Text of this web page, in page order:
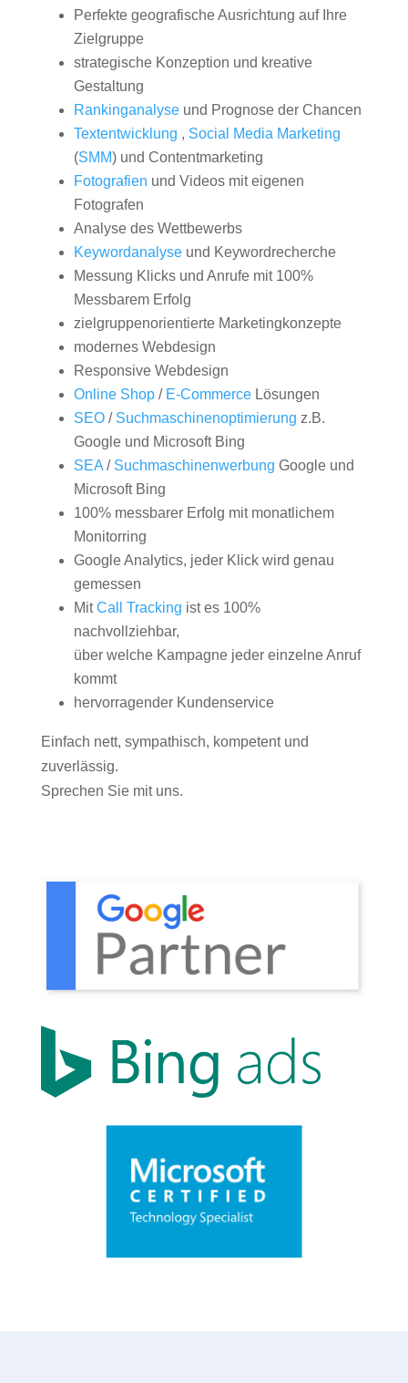
Perfekte geografische Ausrichtung auf Ihre
Zielgruppe
strategische Konzeption und kreative
Gestaltung
Rankinganalyseund Prognose der Chancen
Textentwicklung , Social Media Marketing
(SMM) und Contentmarketing
Fotografien und Videos mit eigenen
Fotografen
Analyse des Wettbewerbs
Keywordanalyseund Keywordrecherche
Messung Klicks und Anrufe mit 100%
Messbarem Erfolg
zielgruppenorientierte Marketingkonzepte
modernes Webdesign
Responsive Webdesign
Online Shop/ E-CommerceLösungen
SEO/ Suchmaschinenoptimierung z.B.
Google und Microsoft Bing
SEA/ Suchmaschinenwerbung Google und
Microsoft Bing
100% messbarer Erfolg mit monatlichem
Monitorring
Google Analytics, jeder Klick wird genau
gemessen
MitCall Tracking ist es 100%
nachvollziehbar,
über welche Kampagne jeder einzelne Anruf
kommt
hervorragender Kundenservice
Einfach nett, sympathisch, kompetent und
zuverlässig.
Sprechen Sie mit uns.